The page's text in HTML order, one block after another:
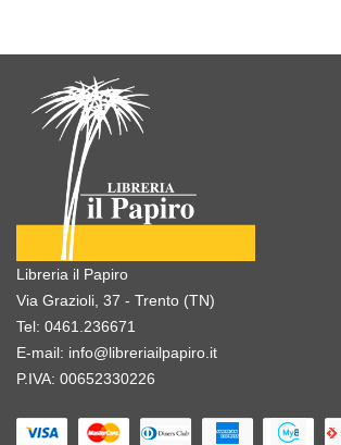
Libreria il Papiro
Via Grazioli, 37 - Trento (TN)
Tel: 0461.236671
E-mail: info@libreriailpapiro.it
P.IVA: 00652330226